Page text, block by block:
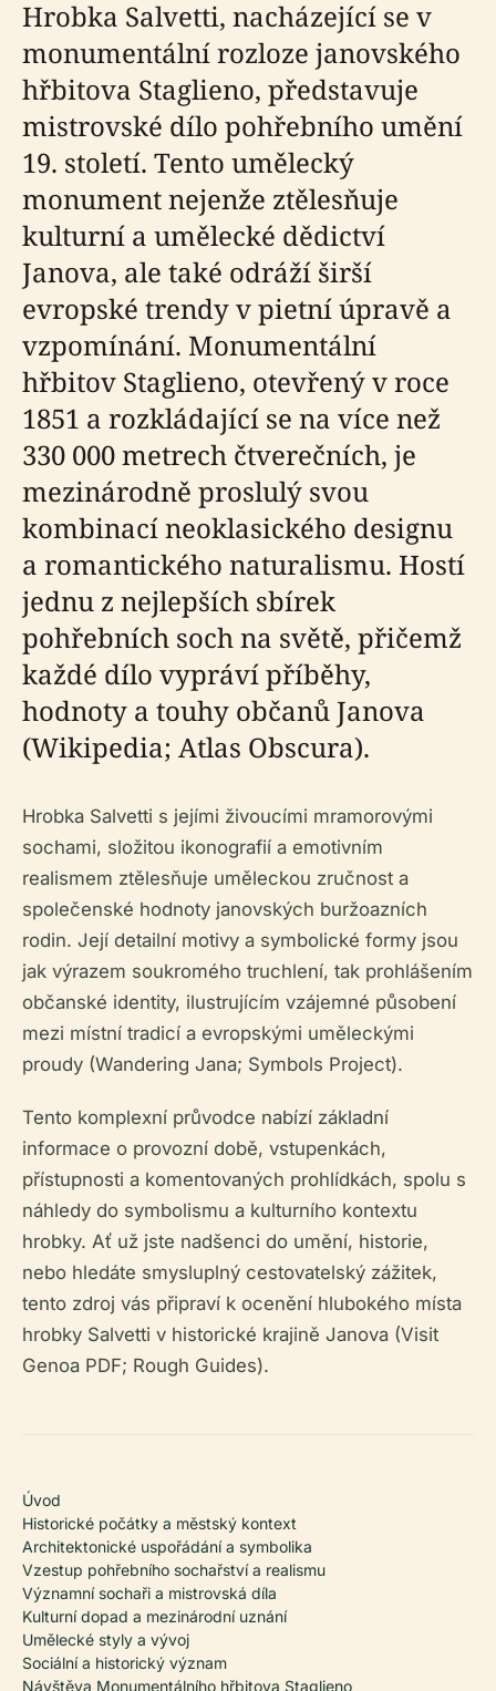
Hrobka Salvetti, nacházející se v
monumentální rozloze janovského
hřbitova Staglieno, představuje
mistrovské dílo pohřebního umění
19. století. Tento umělecký
monument nejenže ztělesňuje
kulturní a umělecké dědictví
Janova, ale také odráží širší
evropské trendy v pietní úpravě a
vzpomínání. Monumentální
hřbitov Staglieno, otevřený v roce
1851 a rozkládající se na více než
330 000 metrech čtverečních, je
mezinárodně proslulý svou
kombinací neoklasického designu
a romantického naturalismu. Hostí
jednu z nejlepších sbírek
pohřebních soch na světě, přičemž
každé dílo vypráví příběhy,
hodnoty a touhy občanů Janova
(Wikipedia; Atlas Obscura).
Hrobka Salvetti s jejími živoucími mramorovými
sochami, složitou ikonografií a emotivním
realismem ztělesňuje uměleckou zručnost a
společenské hodnoty janovských buržoazních
rodin. Její detailní motivy a symbolické formy jsou
jak výrazem soukromého truchlení, tak prohlášením
občanské identity, ilustrujícím vzájemné působení
mezi místní tradicí a evropskými uměleckými
proudy (Wandering Jana; Symbols Project).
Tento komplexní průvodce nabízí základní
informace o provozní době, vstupenkách,
přístupnosti a komentovaných prohlídkách, spolu s
náhledy do symbolismu a kulturního kontextu
hrobky. Ať už jste nadšenci do umění, historie,
nebo hledáte smysluplný cestovatelský zážitek,
tento zdroj vás připraví k ocenění hlubokého místa
hrobky Salvetti v historické krajině Janova (Visit
Genoa PDF; Rough Guides).
Úvod
Historické počátky a městský kontext
Architektonické uspořádání a symbolika
Vzestup pohřebního sochařství a realismu
Významní sochaři a mistrovská díla
Kulturní dopad a mezinárodní uznání
Umělecké styly a vývoj
Sociální a historický význam
Návštěva Monumentálního hřbitova Staglieno